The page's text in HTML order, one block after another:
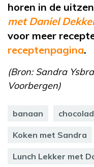
horen in de
met Daniel
voor meer
receptenpagina.
(Bron: Sandra
Voorbergen)
banaan
Koken met Sandra
Lunch Lekker met